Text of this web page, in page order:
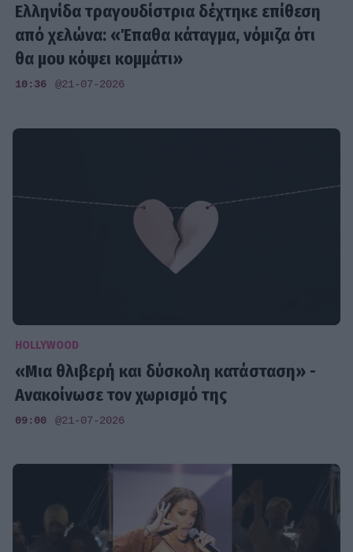
Ελληνίδα τραγουδίστρια δέχτηκε επίθεση
από χελώνα: «Έπαθα κάταγμα, νόμιζα ότι
θα μου κόψει κομμάτι»
10:36 @21-07-2026
HOLLYWOOD
«Μια θλιβερή και δύσκολη κατάσταση» -
Ανακοίνωσε τον χωρισμό της
09:00 @21-07-2026